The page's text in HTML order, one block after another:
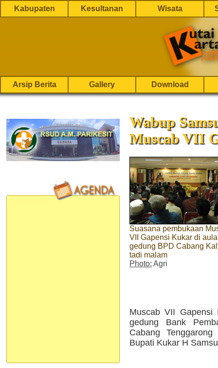
Kabupaten Kesultanan Wisata
Arsip Berita Gallery Download
Wabup
Muscab VII
Suasana pembukaan
VII Gapensi Kukar di aula
gedung BPD Cabang
tadi malam
Photo: Agri
Muscab VII Gapensi
gedung Bank
Cabang
Bupati Kukar H